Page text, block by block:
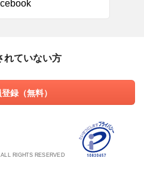
れていない方
録（無料）
RIGHTS RESERVED